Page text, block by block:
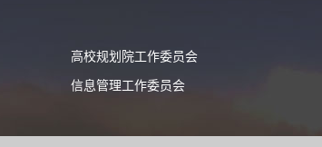
高校规划院工作委员会
信息管理工作委员会